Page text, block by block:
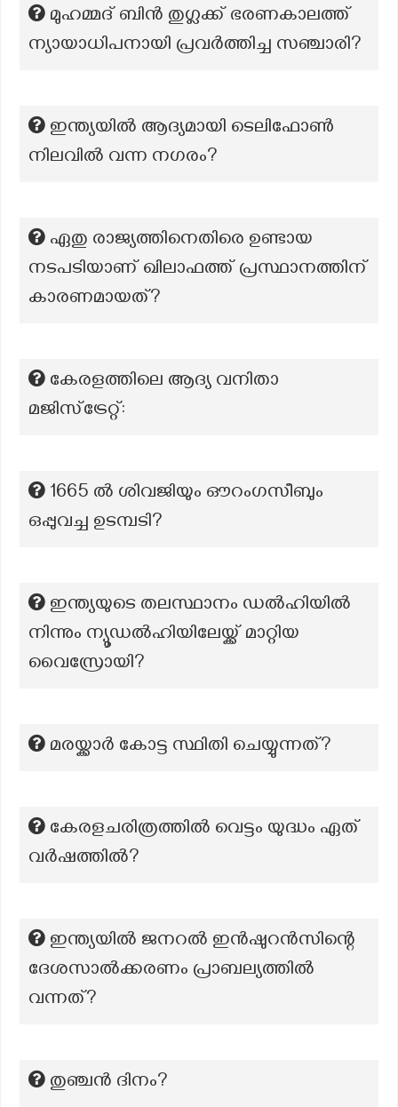
മുഹമ്മദ് ബിൻ തുഗ്ലക്ക് ഭരണകാലത്ത്
ന്യായാധിപനായി പ്രവർത്തിച്ച സഞ്ചാരി?
ഇന്ത്യയിൽ ആദ്യമായി ടെലിഫോൺ
നിലവിൽ വന്ന നഗരം?
ഏതു രാജ്യത്തിനെതിരെ ഉണ്ടായ
നടപടിയാണ് ഖിലാഫത്ത് പ്രസ്ഥാനത്തിന്
കാരണമായത്?
കേരളത്തിലെ ആദ്യ വനിതാ
മജിസ്‌ട്രേറ്റ്:
1665 ൽ ശിവജിയും ഔറംഗസീബും
ഒപ്പുവച്ച ഉടമ്പടി?
ഇന്ത്യയുടെ തലസ്ഥാനം ഡൽഹിയിൽ
നിന്നും ന്യൂഡൽഹിയിലേയ്ക്ക് മാറ്റിയ
വൈസ്രോയി?
മരയ്ക്കാർ കോട്ട സ്ഥിതി ചെയ്യുന്നത്?
കേരളചരിത്രത്തിൽ വെട്ടം യുദ്ധം ഏത്
വർഷത്തിൽ?
ഇന്ത്യയിൽ ജനറൽ ഇൻഷുറൻസിന്റെ
ദേശസാൽക്കരണം പ്രാബല്യത്തിൽ
വന്നത്?
തുഞ്ചന്‍ ദിനം?